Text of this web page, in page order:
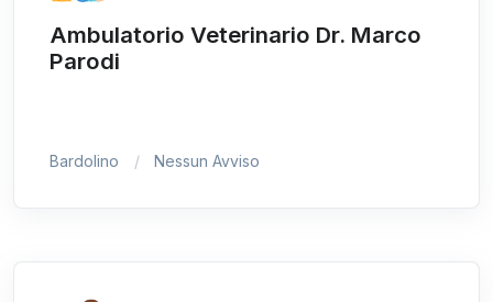
Ambulatorio Veterinario Dr. Marco
Parodi
Bardolino Nessun Avviso